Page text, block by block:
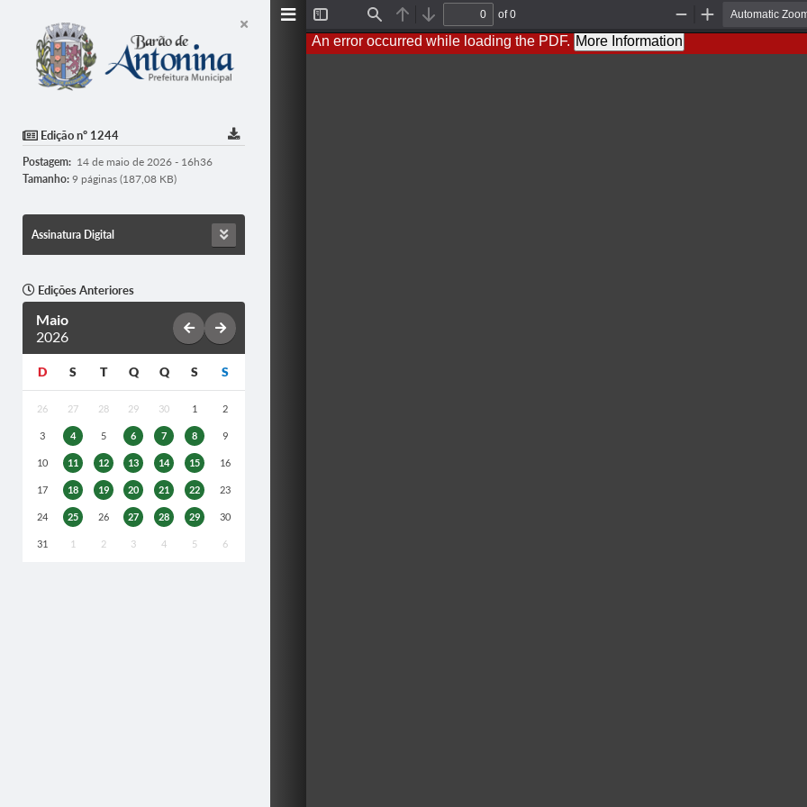
Edição nº 1244
Postagem: 14 de maio de 2026 - 16h36
Tamanho: 9 páginas (187,08 KB)
Assinatura Digital
Edições Anteriores
Maio
2026
D S T Q Q S S
26 27 28 29 30 1 2
3 4 5 6 7 8 9
10 11 12 13 14 15 16
17 18 19 20 21 22 23
24 25 26 27 28 29 30
31 1 2 3 4 5 6
Sidebar
Find Previous
Next
of 0
Out
An error occurred while loading the PDF. More Information